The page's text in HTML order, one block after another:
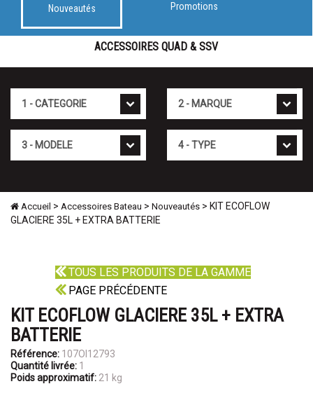
Nouveautés Promotions
ACCESSOIRES QUAD & SSV
Accueil > Accessoires Bateau > Nouveautés > KIT ECOFLOW
GLACIERE 35L + EXTRA BATTERIE
TOUS LES PRODUITS DE LA GAMME
PAGE PRÉCÉDENTE
KIT ECOFLOW GLACIERE 35L + EXTRA
BATTERIE
Référence: 107OI12793
Quantité livrée: 1
Poids approximatif: 21 kg